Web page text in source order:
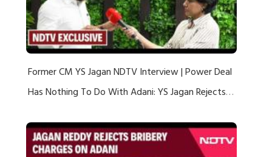
Former CM YS Jagan NDTV Interview | Power Deal
Has Nothing To Do With Adani: YS Jagan Rejects